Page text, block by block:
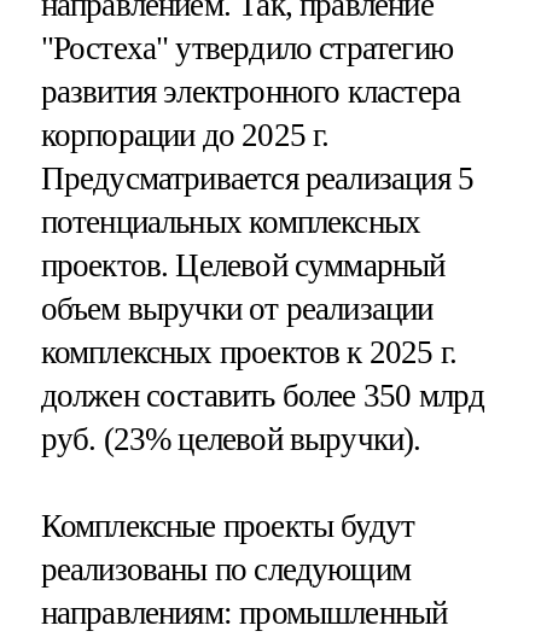
"Ростеха" утвердило стратегию
развития электронного кластера
корпорации до 2025 г.
Предусматривается реализация 5
потенциальных комплексных
проектов. Целевой суммарный
объем выручки от реализации
комплексных проектов к 2025 г.
должен составить более 350 млрд
руб. (23% целевой выручки).
Комплексные проекты будут
реализованы по следующим
направлениям: промышленный